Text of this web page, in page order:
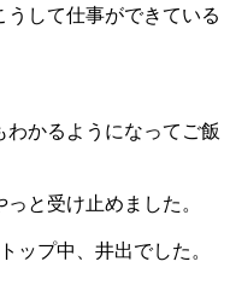
して仕事ができている
かるようになってご飯
と受け止めました。
ップ中、井出でした。